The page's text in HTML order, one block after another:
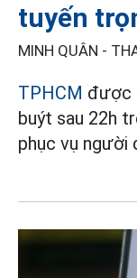
tuyến
MINH QUÂN -
TPHCM được
buýt sau 22h
phục vụ người